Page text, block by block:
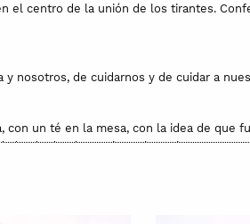
el centro de la unión de los tirantes.
nosotros, de cuidarnos y de cuidar a
un té en la mesa, con la idea de que
y de donde surgieron los primeros